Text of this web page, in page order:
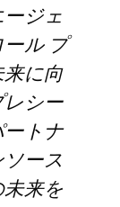
ジェ
ル プ
に向
シー
トナ
ース
来を